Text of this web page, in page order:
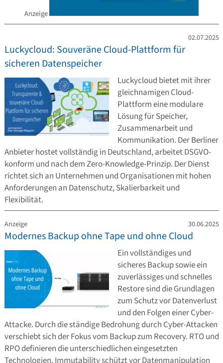
Anzeige
02.07.2025
Luckycloud: Souveräne Cloud-Plattform für
sicheren Datenspeicher
Luckycloud bietet mit ihrer
gleichnamigen Cloud-
Plattform eine modulare
Lösung für Speicher,
Zusammenarbeit und
Kommunikation. Der Berliner
Anbieter hostet vollständig in Deutschland, arbeitet DSGVO-
konform und nach dem Zero-Knowledge-Prinzip. Der Dienst
richtet sich an Unternehmen und Organisationen mit hohen
Anforderungen an Datenschutz, Skalierbarkeit und
Flexibilität.
Anzeige 30.06.2025
Modernes Backup ohne Tape und ohne Cloud
Ein vollständiges und
sicheres Backup sowie ein
zuverlässiges und schnelles
Restore sind die Grundlagen
zum Schutz vor Datenverlust
und den Folgen einer Cyber-
Attacke. Durch die ständige Bedrohung durch Cyber-Attacken
verschiebt sich der Fokus vom Backup zum Recovery. RTO und
RPO definieren die unterschiedlichen eingesetzten
Technologien, Immutability schützt vor Datenmanipulation